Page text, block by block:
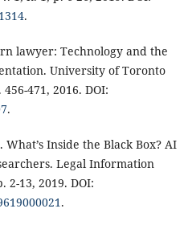
.
lawyer: Technology and the
University of Toronto
471, 2016. DOI:
.
Inside the Black Box? AI
Legal Information
2-13, 2019. DOI:
.